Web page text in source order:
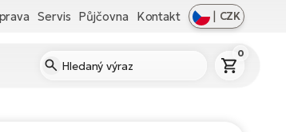
Servis Půjčovna Kontakt | CZK
0